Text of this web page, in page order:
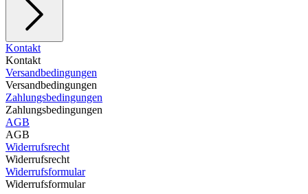
Kontakt
Kontakt
Versandbedingungen
Versandbedingungen
Zahlungsbedingungen
Zahlungsbedingungen
AGB
AGB
Widerrufsrecht
Widerrufsrecht
Widerrufsformular
Widerrufsformular